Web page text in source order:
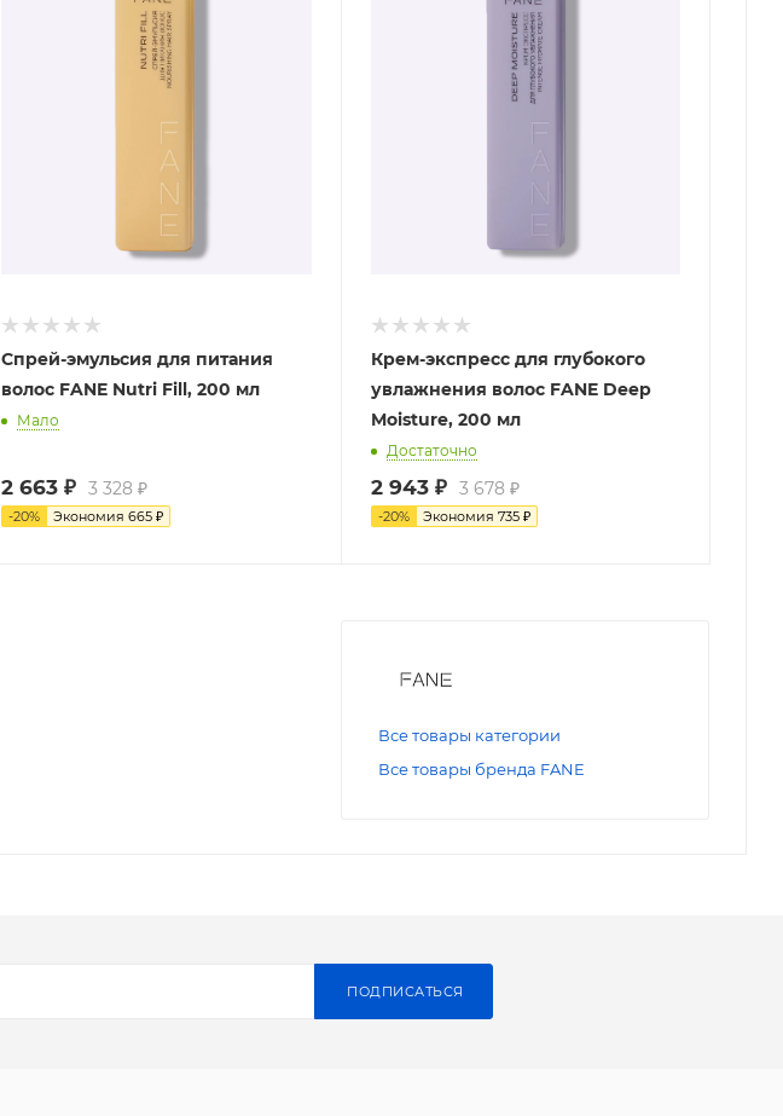
Спрей-эмульсия для питания
волос FANE Nutri Fill, 200 мл
Мало
2 663 ₽ 3 328 ₽
-20% Экономия 665 ₽
Крем-экспресс для глубокого
увлажнения волос FANE Deep
Moisture, 200 мл
Достаточно
2 943₽ 3 678 ₽
-20% Экономия 735₽
Все товары категории
Все товары бренда FANE
ПОДПИСАТЬСЯ